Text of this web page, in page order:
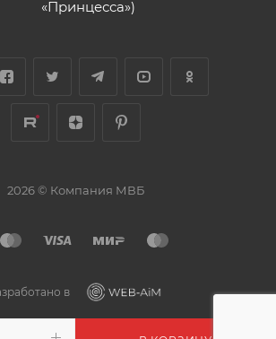
«‎Принцесса»)
2026 © Компания МВБ
в